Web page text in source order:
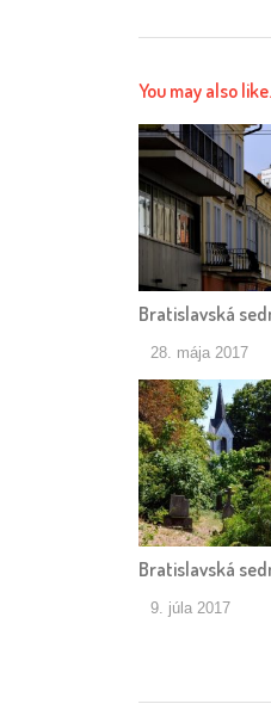
You may also
Bratislavská
28. mája 2017
Bratislavská
9. júla 2017